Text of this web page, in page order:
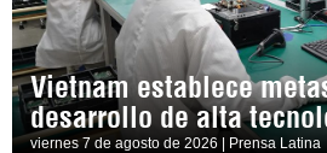
Vietnam establece
desarrollo de alta
viernes 7 de agosto de 2026 | Prensa Latina